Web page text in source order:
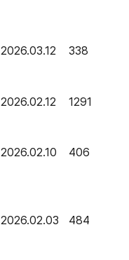
2026.03.12 338
2026.02.12 1291
2026.02.10 406
2026.02.03 484